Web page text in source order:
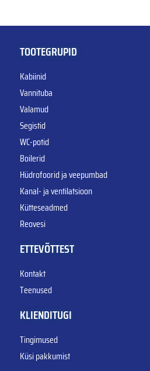
TOOTEGRUPID
Kabiinid
Vannituba
Valamud
Segistid
WC-potid
Boilerid
Hüdrofoorid ja veepumbad
Kanal- ja ventilatsioon
Kütteseadmed
Reovesi
ETTEVÕTTEST
Kontakt
Teenused
KLIENDITUGI
Tingimused
Küsi pakkumist